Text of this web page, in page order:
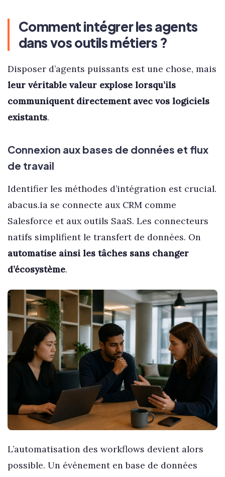
Comment intégrer les agents
dans vos outils métiers ?
Disposer d’agents puissants est une chose, mais
leur véritable valeur explose lorsqu’ils
communiquent directement avec vos logiciels
existants.
Connexion aux bases de données et flux
de travail
Identifier les méthodes d’intégration est crucial.
abacus.ia se connecte aux CRM comme
Salesforce et aux outils SaaS. Les connecteurs
natifs simplifient le transfert de données. On
automatise ainsi les tâches sans changer
d’écosystème.
L’automatisation des workflows devient alors
possible. Un événement en base de données